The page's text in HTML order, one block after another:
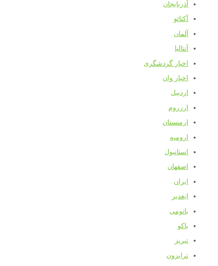
آذربایجان
آکتائو
آلمان
آنتالیا
اخبار گردشگری
اخبار وان
اردبیل
ارزروم
ارمنستان
ارومیه
استانبول
اصفهان
ایران
ایغدیر
باتومی
باکو
تبریز
ترابزون